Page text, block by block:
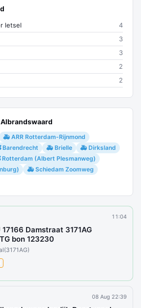
letsel
4
3
3
2
2
🚑 ARR Rotterdam-Rijnmond
Barendrecht 🚑 Brielle
🚑 Dirksland
Rotterdam (Albert Plesmanweg)
🚑 Schiedam Zoomweg
11:04
Damstraat 3171AG
bon 123230
(3171AG)
08 Aug 22:39